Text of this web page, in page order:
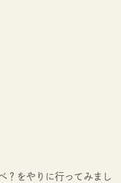
？をやりに行ってみまし